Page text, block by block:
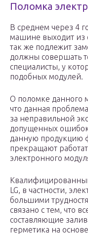
Поломка
В среднем через 4
машине выходит из
так же подлежит
должны совершать
специалисты, у
подобных модулей.
О поломке данного
что данная
за неправильной
допущенных
данную продукцию
прекращают
электронного
LG, в частности,
большими
связано с тем, что
составляющие
герметика на